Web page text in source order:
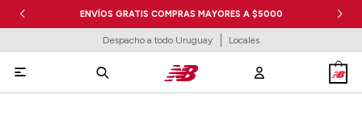
ENVÍOS GRATIS COMPRAS MAYORES A $5000
Despacho a todo Uruguay Locales
